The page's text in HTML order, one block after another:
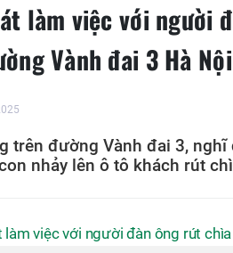
làm việc với người
Vành đai 3 Hà Nội
trên đường Vành đai 3,
nhảy lên ô tô khách rút